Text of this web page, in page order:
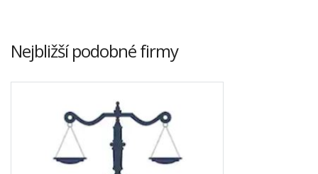
Nejbližší podobné firmy